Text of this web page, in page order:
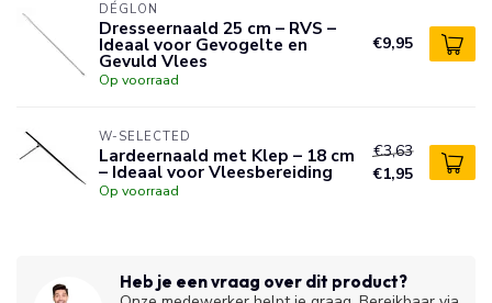
DÉGLON
Dresseernaald 25 cm – RVS –
Ideaal voor Gevogelte en
Gevuld Vlees
Op voorraad
€9,95
W-SELECTED
Lardeernaald met Klep – 18 cm
– Ideaal voor Vleesbereiding
Op voorraad
€3,63
€1,95
Heb je een vraag over dit product?